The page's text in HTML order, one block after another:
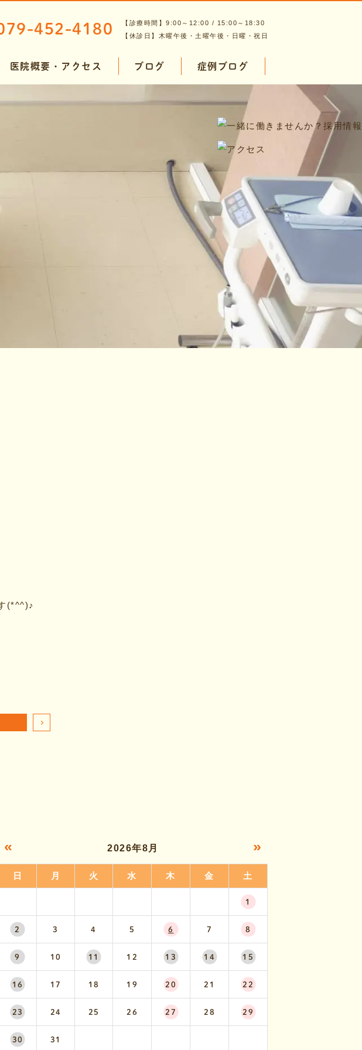
452-4180
【診療時間】9:00～12:00 / 15:00～18:30
【休診日】木曜午後・土曜午後・日曜・祝日
医院概要・アクセス ブログ 症例ブログ
(*^^)♪
« 2026年8月 »
日 月 火 水 木 金 土
1
2 3 4 5 6 7 8
9 10 11 12 13 14 15
16 17 18 19 20 21 22
23 24 25 26 27 28 29
30 31